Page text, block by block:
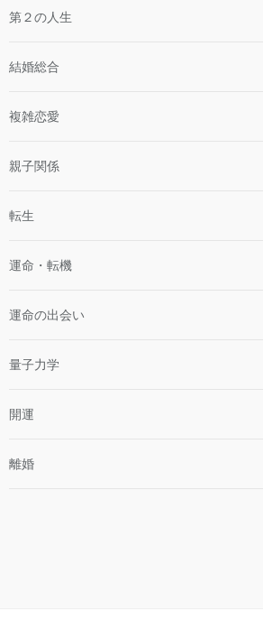
第２の人生
結婚総合
複雑恋愛
親子関係
転生
運命・転機
運命の出会い
量子力学
開運
離婚